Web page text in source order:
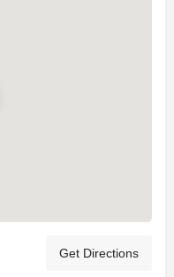
Get Directions